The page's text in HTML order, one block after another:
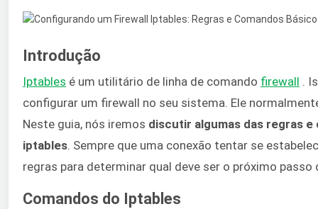
Introdução
Iptables ​ é um utilitário de linha de comando ​ firewall ​.
configurar um firewall no seu sistema. Ele
Neste guia, nós iremos ​ discutir algumas das regras
iptables​ . Sempre que uma conexão tentar se
regras para determinar qual deve ser o próximo passo
Comandos do Iptables